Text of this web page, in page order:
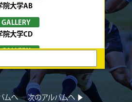
大学AB
GALLERY
大学CD
GALLERY
ーナメント 京都産業大学
GALLERY
大学BC
ムへ 次のアルバムへ ▶︎